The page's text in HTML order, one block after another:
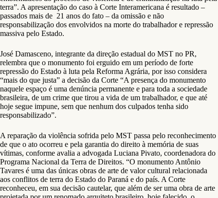
terra”. A apresentação do caso à Corte Interamericana é resultado –
passados mais de 21 anos do fato – da omissão e não
responsabilização dos envolvidos na morte do trabalhador e repressão
massiva pelo Estado.
José Damasceno, integrante da direção estadual do MST no PR,
relembra que o monumento foi erguido em um período de forte
repressão do Estado à luta pela Reforma Agrária, por isso considera
“mais do que justa” a decisão da Corte “A presença do monumento
naquele espaço é uma denúncia permanente e para toda a sociedade
brasileira, de um crime que tirou a vida de um trabalhador, e que até
hoje segue impune, sem que nenhum dos culpados tenha sido
responsabilizado”.
A reparação da violência sofrida pelo MST passa pelo reconhecimento
de que o ato ocorreu e pela garantia do direito à memória de suas
vítimas, conforme avalia a advogada Luciana Pivato, coordenadora do
Programa Nacional da Terra de Direitos. “O monumento Antônio
Tavares é uma das únicas obras de arte de valor cultural relacionada
aos conflitos de terra do Estado do Paraná e do país. A Corte
reconheceu, em sua decisão cautelar, que além de ser uma obra de arte